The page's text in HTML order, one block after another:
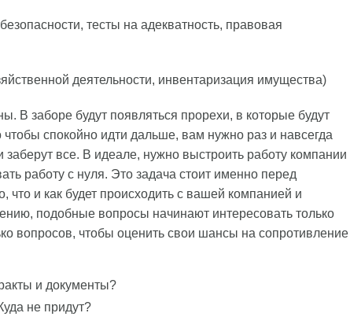
тесты на адекватность, правовая
деятельности, инвентаризация имущества)
В заборе будут появляться прорехи, в которые будут
спокойно идти дальше, вам нужно раз и навсегда
заберут все. В идеале, нужно выстроить работу компании
работу с нуля. Это задача стоит именно перед
и как будет происходить с вашей компанией и
подобные вопросы начинают интересовать только
вопросов, чтобы оценить свои шансы на сопротивление
и документы?
не придут?